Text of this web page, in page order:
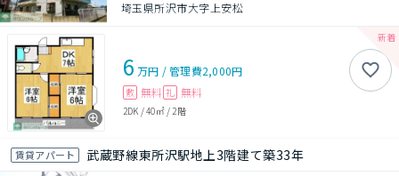
埼玉県所沢市大字上安松
6 万円 /管理費2,000円
敷 無料 礼 無料
2DK /40㎡/ 2階
賃貸アパート 武蔵野線東所沢駅地上3階建て築33年